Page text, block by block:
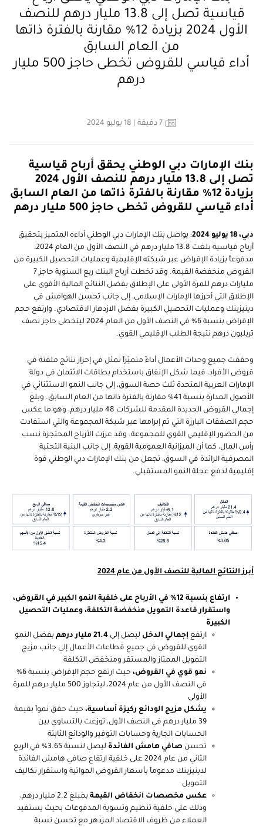
قياسية تصل إلى 13.8 مليار درهم للنصف
الأول 2024 بزيادة 12% مقارنة بالفترة ذاتها
من العام السابق
أداء قياسي للقروض تخطى حاجز 500 مليار
درهم
7 دقيقة
بنك الإمارات دبي الوطني يحقق أرباح قياسية
تصل إلى 13.8 مليار درهم للنصف الأول 2024
بزيادة 12% مقارنة بالفترة ذاتها من العام السابق
أداء قياسي للقروض تخطى حاجز 500 مليار درهم
دبي، 18 يوليو 2024
: يواصل بنك الإمارات دبي الوطني أداءه المتميز بتحقيق
أرباح قياسية بلغت 13.8 مليار درهم في النصف الأول من العام 2024،
مدفوعاً بزيادة الإقراض عبر شبكته الإقليمية وعمليات التحصيل الكبيرة من
القروض منخفضة القيمة. وقد تخطت أرباح البنك ربع السنوية حاجز 7
مليارات درهم للمرة الأولى على الإطلاق بفضل النتائج المالية الأقوى على
الإطلاق التي أحرزها الإمارات الإسلامي، إلى جانب تحسن الهوامش في
دينيزبنك وعمليات التحصيل الكبيرة بفضل الازدهار الاقتصادي. وارتفع حجم
الإقراض بنسبة 6% في النصف الأول من العام 2024 ليتخطى حاجز نصف
تريليون درهم نتيجة الطلب الإقليمي القوي.
وحققت جميع وحدات الأعمال أداءً متميّزاً تمثل في إحراز نتائج ملفتة في
قروض الأفراد، فيما شكل الإنفاق باستخدام بطاقات الائتمان في دولة
الإمارات العربية المتحدة ثلث حصة السوق، إلى جانب النمو الاستثنائي في
الأصول المدارة بنسبة 41% مقارنة بالفترة ذاتها من العام السابق. وبلغ
إجمالي القروض الجديدة المقدمة للشركات 48 مليار درهم، وهو ما عكس
حجم الصفقات البارزة التي تم إبرامها عبر شبكة المجموعة والتي استفادت
من الحضور الإقليمي القوي للمجموعة. وقد عززت الأرباح المحتجزة نسب
رأس المال، كما أن الميزانية العمومية القوية، إلى جانب البنية التحتية
المصرفية الرائدة في السوق، تجعل من بنك الإمارات دبي الوطني قوة
إقليمية لدفع عجلة النمو المستقبلي.
أبرز النتائج المالية للنصف الأول من عام 2024
ارتفاع بنسبة 12% في الأرباح على خلفية النمو الكبير في القروض،
واستقرار قاعدة التمويل منخفضة التكلفة، وعمليات التحصيل
الكبيرة
ارتفع إجمالي الدخل ليصل إلى 21.4 مليار درهم
بفضل النمو
القوي للقروض في جميع قطاعات الأعمال إلى جانب مزيج
التمويل الممتاز والمستقر ومنخفض التكلفة
نمو قوي في القروض،
حيث ارتفع حجم الإقراض بنسبة 6%
في النصف الأول من عام 2024، ليتجاوز 500 مليار درهم للمرة
الأولى
يشكل مزيج الودائع ركيزة أساسية، حيث حقق نمواً بقيمة
39 مليار درهم في النصف الأول، توزعت بالتساوي بين
الحسابات الجارية وحسابات التوفير والودائع الثابتة
تحسن صافي هامش الفائدة
ليصل لنسبة 3.65% في الربع
الثاني من عام 2024 على خلفية ارتفاع صافي هامش الفائدة
لدينيزبنك مدعوماً بأسعار القروض المواتية واستقرار تكاليف
التمويل
عكس مخصصات انخفاض القيمة
بمبلغ 2.2 مليار درهم،
وذلك على خلفية تنظيم وتسوية المدفوعات بحيث يستفيد
العملاء من ظروف الاقتصاد المزدهر مع تحسن نسبة